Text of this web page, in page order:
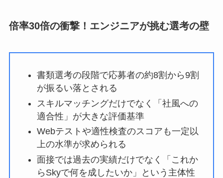
倍率30倍の衝撃！エンジニアが挑む選考の壁
書類選考の段階で応募者の約8割から9割
が振るい落とされる
スキルマッチングだけでなく「社風への
適合性」が大きな評価基準
Webテストや適性検査のスコアも一定以
上の水準が求められる
面接では過去の実績だけでなく「これか
らSkyで何を成したいか」という主体性